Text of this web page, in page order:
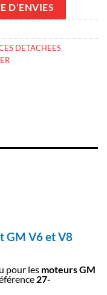
D’ENVIES
DETACHEES
GM V6 et V8
pour les moteurs GM
27-